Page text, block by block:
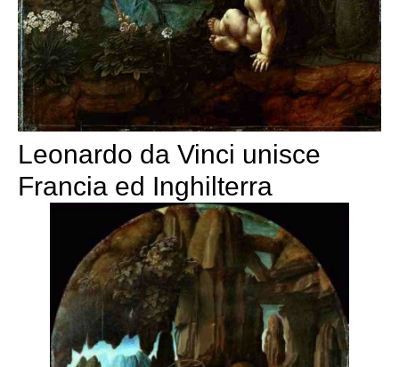
Leonardo da Vinci unisce
Francia ed Inghilterra